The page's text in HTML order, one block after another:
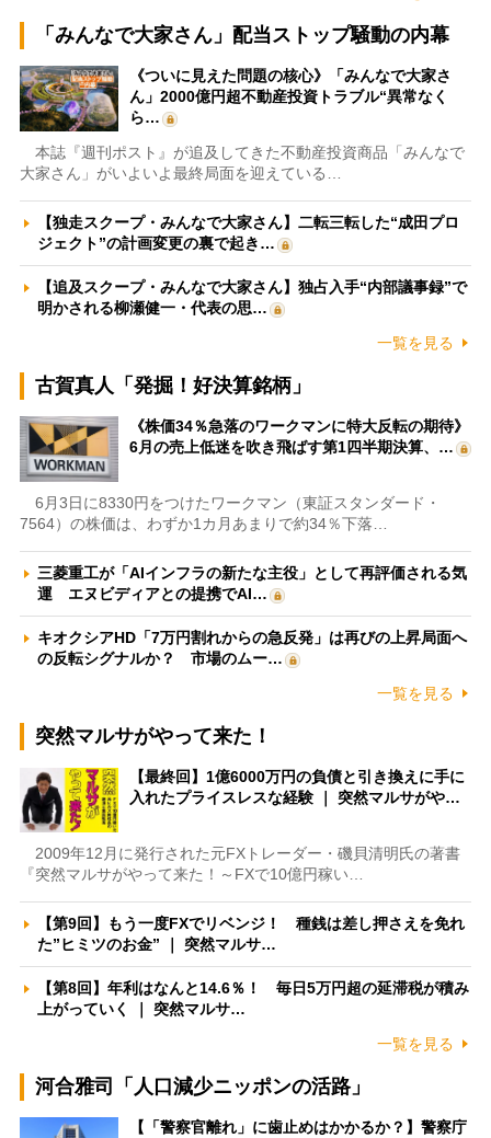
「みんなで大家さん」配当ストップ騒動の内幕
《ついに見えた問題の核心》「みんなで大家さ
ん」2000億円超不動産投資トラブル“異常なく
ら…
本誌『週刊ポスト』が追及してきた不動産投資商品「みんなで
大家さん」がいよいよ最終局面を迎えている…
【独走スクープ・みんなで大家さん】二転三転した“成田プロ
ジェクト”の計画変更の裏で起き…
【追及スクープ・みんなで大家さん】独占入手“内部議事録”で
明かされる柳瀬健一・代表の思…
一覧を見る
古賀真人「発掘！好決算銘柄」
《株価34％急落のワークマンに特大反転の期待》
6月の売上低迷を吹き飛ばす第1四半期決算、…
6月3日に8330円をつけたワークマン（東証スタンダード・
7564）の株価は、わずか1カ月あまりで約34％下落…
三菱重工が「AIインフラの新たな主役」として再評価される気
運 エヌビディアとの提携でAI…
キオクシアHD「7万円割れからの急反発」は再びの上昇局面へ
の反転シグナルか？ 市場のムー…
一覧を見る
突然マルサがやって来た！
【最終回】1億6000万円の負債と引き換えに手に
入れたプライスレスな経験 ｜ 突然マルサがや…
2009年12月に発行された元FXトレーダー・磯貝清明氏の著書
『突然マルサがやって来た！～FXで10億円稼い…
【第9回】もう一度FXでリベンジ！ 種銭は差し押さえを免れ
た”ヒミツのお金” ｜ 突然マルサ…
【第8回】年利はなんと14.6％！ 毎日5万円超の延滞税が積み
上がっていく ｜ 突然マルサ…
一覧を見る
河合雅司「人口減少ニッポンの活路」
【「警察官離れ」に歯止めはかかるか？】警察庁